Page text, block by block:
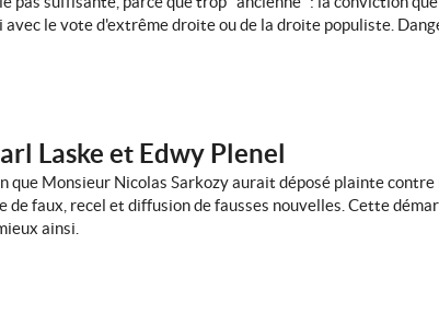
le vote d'extrême droite ou de la droite populiste.
Laske et Edwy Plenel
Monsieur Nicolas Sarkozy aurait déposé plainte contre
faux, recel et diffusion de fausses nouvelles. Cette
ainsi.